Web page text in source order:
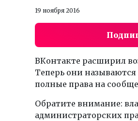
19 ноября 2016
ВКонтакте расширил
Теперь они называются
полные права на
Обратите внимание:
администраторских